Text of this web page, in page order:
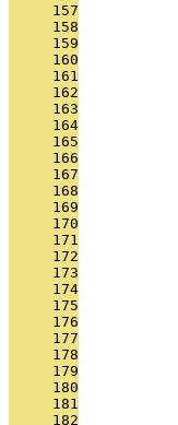
     157
     158
     159
     160
     161
     162
     163
     164
     165
     166
     167
     168
     169
     170
     171
     172
     173
     174
     175
     176
     177
     178
     179
     180
     181
     182